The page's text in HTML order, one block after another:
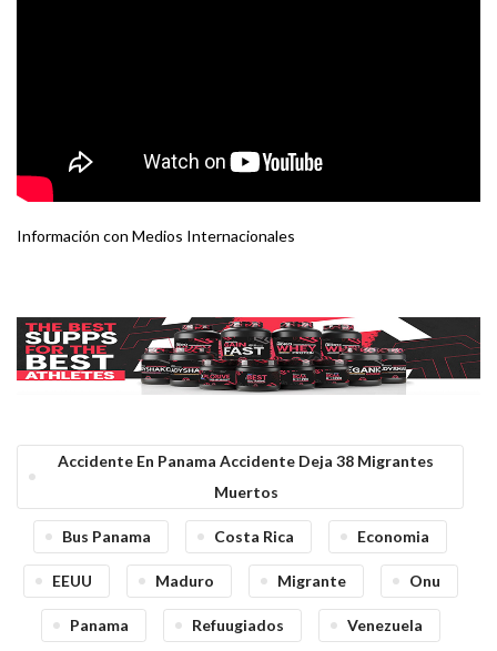
Información con Medios Internacionales
Accidente En Panama Accidente Deja 38 Migrantes
Muertos
Bus Panama Costa Rica Economia
EEUU Maduro Migrante Onu
Panama Refuugiados Venezuela